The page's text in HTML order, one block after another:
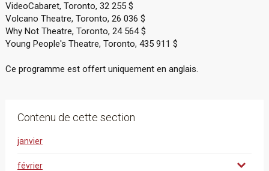
VideoCabaret, Toronto, 32 255 $
Volcano Theatre, Toronto, 26 036 $
Why Not Theatre, Toronto, 24 564 $
Young People's Theatre, Toronto, 435 911 $
Ce programme est offert uniquement en anglais.
Contenu de cette section
janvier
février